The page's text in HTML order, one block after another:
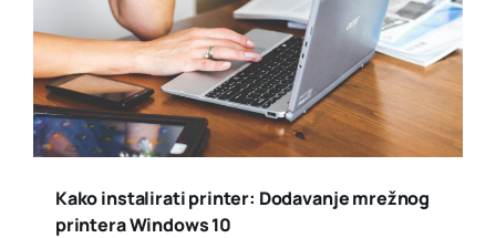
Kako instalirati printer: Dodavanje mrežnog
printera Windows 10